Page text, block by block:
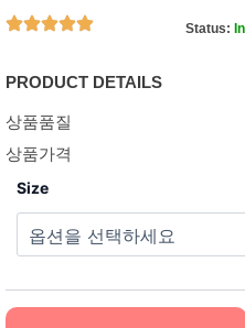
Status:
PRODUCT DETAILS
상품품질
상품가격
Size